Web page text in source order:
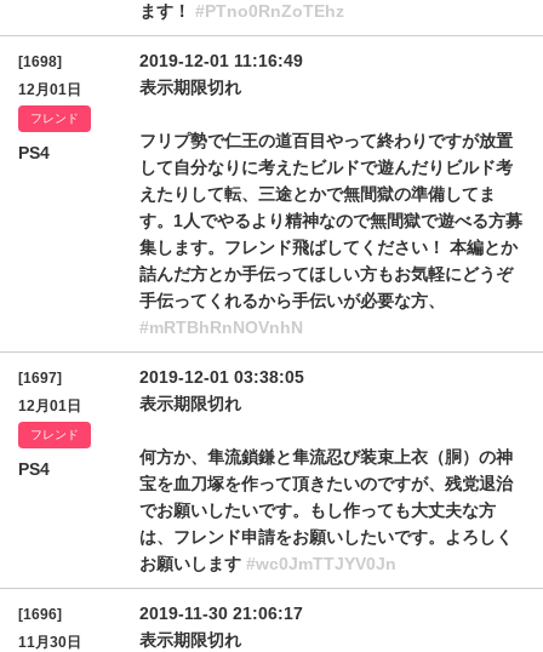
ます！ #PTno0RnZoTEhz
[1698]
12月01日
フレンド
PS4
2019-12-01 11:16:49
表示期限切れ
フリプ勢で仁王の道百目やって終わりですが放置
して自分なりに考えたビルドで遊んだりビルド考
えたりして転、三途とかで無間獄の準備してま
す。1人でやるより精神なので無間獄で遊べる方募
集します。フレンド飛ばしてください！ 本編とか
詰んだ方とか手伝ってほしい方もお気軽にどうぞ
手伝ってくれるから手伝いが必要な方、
#mRTBhRnNOVnhN
[1697]
12月01日
フレンド
PS4
2019-12-01 03:38:05
表示期限切れ
何方か、隼流鎖鎌と隼流忍び装束上衣（胴）の神
宝を血刀塚を作って頂きたいのですが、残党退治
でお願いしたいです。もし作っても大丈夫な方
は、フレンド申請をお願いしたいです。よろしく
お願いします #wc0JmTTJYV0Jn
[1696]
11月30日
2019-11-30 21:06:17
表示期限切れ